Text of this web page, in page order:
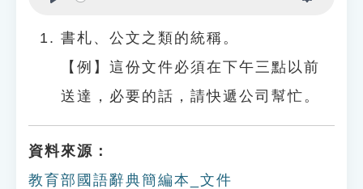
書札、公文之類的統稱。
【例】這份文件必須在下午三點以前
送達，必要的話，請快遞公司幫忙。
資料來源：
教育部國語辭典簡編本_文件